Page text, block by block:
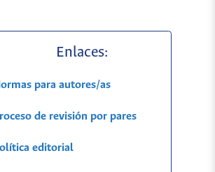
Enlaces:
para autores/as
de revisión por pares
editorial